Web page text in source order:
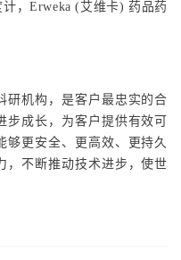
，Erweka (艾维卡) 药品药
研机构，是客户最忠实的合
成长，为客户提供有效可
够更安全、更高效、更持久
，不断推动技术进步，使世